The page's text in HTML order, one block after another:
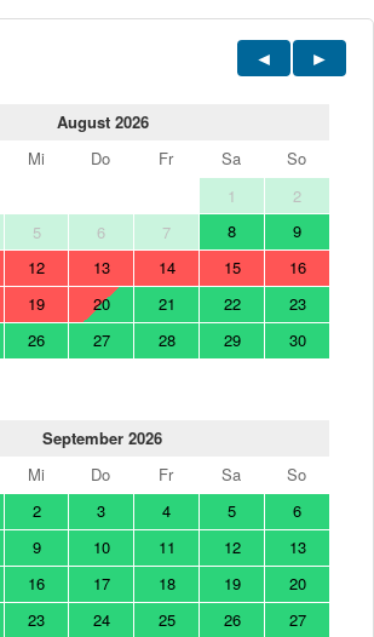
August 2026
Mi Do Fr Sa
So
1
2
5 6 7 8
9
12 13 14 15
16
19 20 21 22
23
26 27 28 29
30
September 2026
Mi Do Fr Sa
So
2 3 4 5
6
9 10 11 12
13
16 17 18 19
20
23 24 25 26
27